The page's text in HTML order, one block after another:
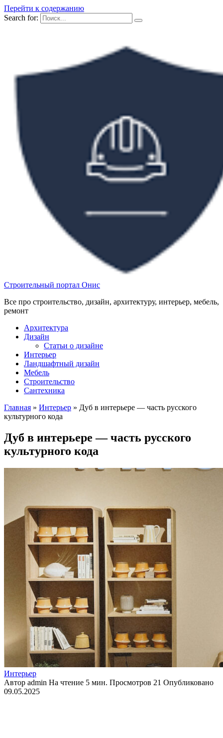
Перейти к содержанию
Search for:
Строительный портал Онис
Все про строительство, дизайн, архитектуру, интерьер, мебель,
ремонт
Архитектура
Дизайн
Статьи о дизайне
Интерьер
Ландшафтный дизайн
Мебель
Строительство
Сантехника
Главная » Интерьер » Дуб в интерьере — часть русского
культурного кода
Дуб в интерьере — часть русского
культурного кода
Интерьер
Автор admin На чтение 5 мин. Просмотров 21 Опубликовано
09.05.2025